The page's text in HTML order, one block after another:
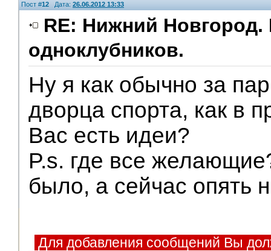
Пост #12 Дата: 26.06.2012 13:33
RE: Нижний Новгород.
одноклубников.
Ну я как обычно за
дворца спорта, как в
Вас есть идеи?
P.s. где все
было, а сейчас опять
Для добавления сообщений Вы